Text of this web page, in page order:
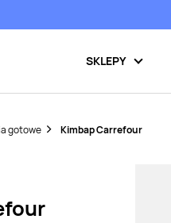
SKLEPY
gotowe Kimbap Carrefour